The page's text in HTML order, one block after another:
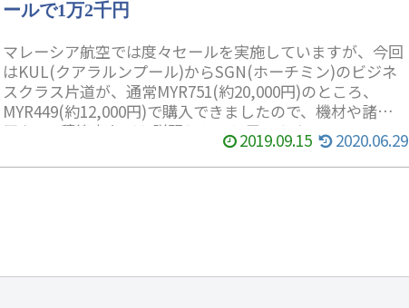
ールで1万2千円
マレーシア航空では度々セールを実施していますが、今回
はKUL(クアラルンプール)からSGN(ホーチミン)のビジネ
スクラス片道が、通常MYR751(約20,000円)のところ、
MYR449(約12,000円)で購入できましたので、機材や諸費
用やJAL積算率などを説明したいと思います。
2019.09.15 2020.06.29